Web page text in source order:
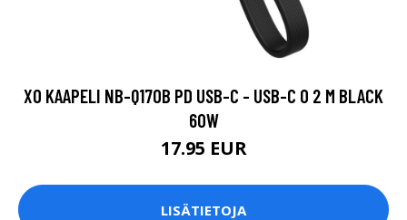
XO KAAPELI NB-Q170B PD USB-C - USB-C 0 2 M BLACK
60W
17.95 EUR
LISÄTIETOJA